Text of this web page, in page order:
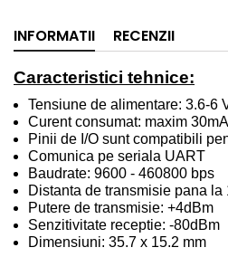
INFORMATII RECENZII
Caracteristici tehnice:
Tensiune de alimentare: 3.6-6
Curent consumat: maxim 30mA
Pinii de I/O sunt compatibili
Comunica pe seriala UART
Baudrate: 9600 - 460800 bps
Distanta de transmisie pana la
Putere de transmisie: +4dBm
Senzitivitate receptie: -80dBm
Dimensiuni: 35.7 x 15.2 mm